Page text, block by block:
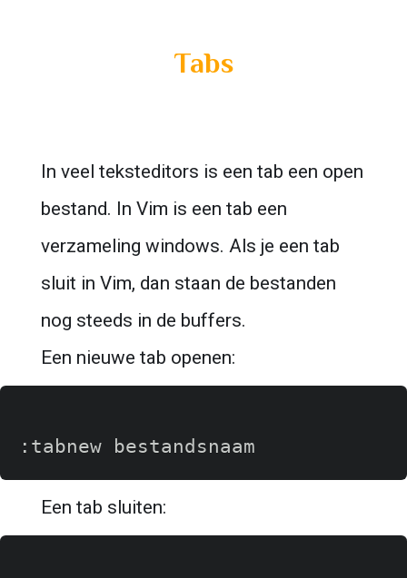
Tabs
In veel teksteditors is een tab een open
bestand. In Vim is een tab een
verzameling windows. Als je een tab
sluit in Vim, dan staan de bestanden
nog steeds in de buffers.
Een nieuwe tab openen:
Een tab sluiten: